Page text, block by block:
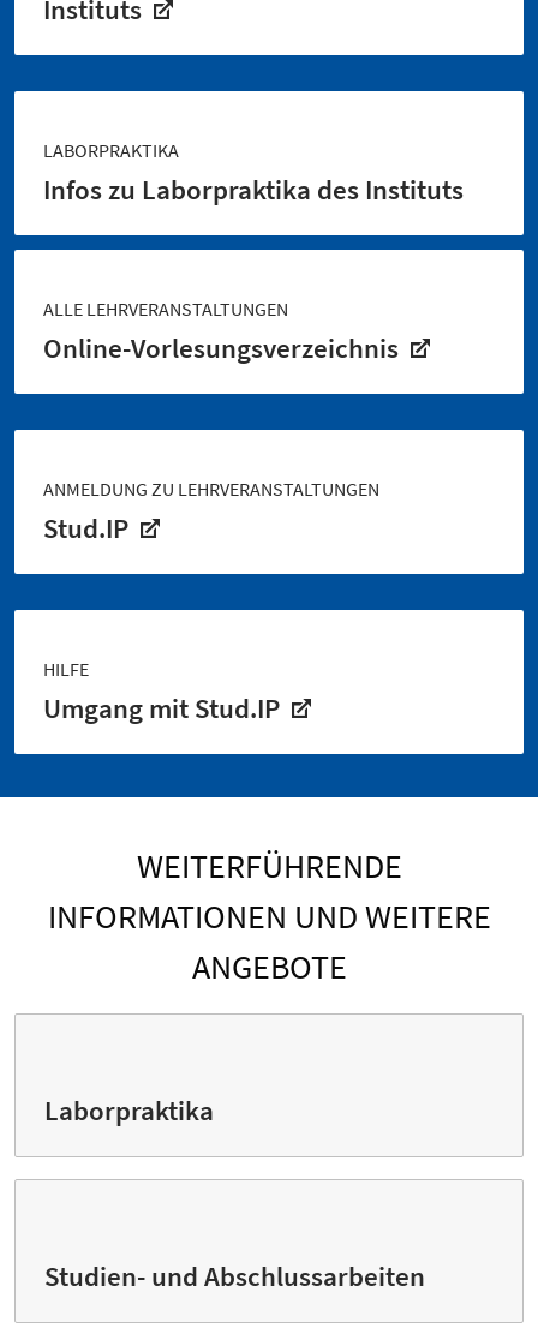
Instituts
LABORPRAKTIKA
Infos zu Laborpraktika des Instituts
ALLE LEHRVERANSTALTUNGEN
Online-Vorlesungsverzeichnis
ANMELDUNG ZU LEHRVERANSTALTUNGEN
Stud.IP
HILFE
Umgang mit Stud.IP
WEITERFÜHRENDE
INFORMATIONEN UND WEITERE
ANGEBOTE
Laborpraktika
Studien- und Abschlussarbeiten